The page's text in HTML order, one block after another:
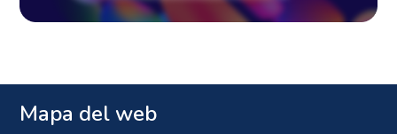
Mapa del web